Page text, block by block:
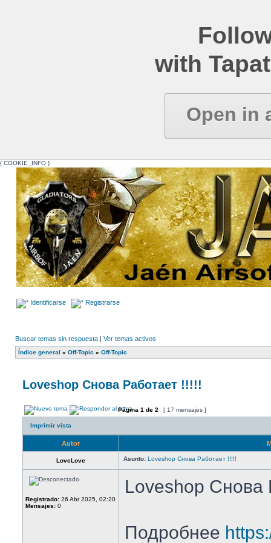
with
Open in
{ COOKIE_INFO }
Identificarse Registrarse
Buscar temas sin respuesta | Ver temas activos
Índice general » Off-Topic » Off-Topic
Loveshop Снова Работает !!!!!
Página 1 de 2 [ 17 mensajes ]
Imprimir vista
Autor
LoveLove Asunto: Loveshop Снова Работает !!!!!
Registrado: 26 Abr 2025, 02:20
Mensajes: 0
Loveshop Снова
Подробнее